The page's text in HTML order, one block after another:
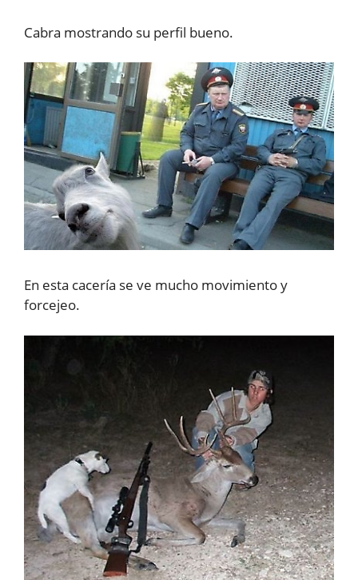
Cabra mostrando su perfil bueno.
En esta cacería se ve mucho movimiento y
forcejeo.